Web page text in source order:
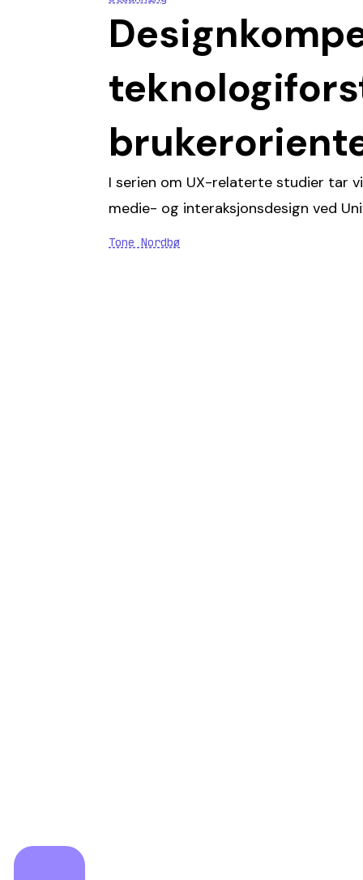
I serien om UX-relaterte studier tar
medie- og interaksjonsdesign ved
Tone Nordbø